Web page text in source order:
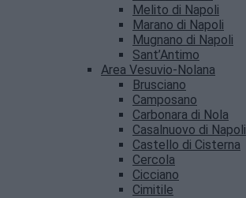
Melito di Napoli
Marano di Napoli
Mugnano di Napoli
Sant’Antimo
Area Vesuvio-Nolana
Brusciano
Camposano
Carbonara di Nola
Casalnuovo di Napoli
Castello di Cisterna
Cercola
Cicciano
Cimitile